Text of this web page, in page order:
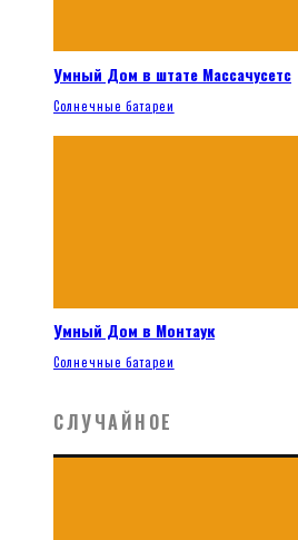
Умный Дом в штате Массачусетс
Солнечные батареи
Умный Дом в Монтаук
Солнечные батареи
СЛУЧАЙНОЕ